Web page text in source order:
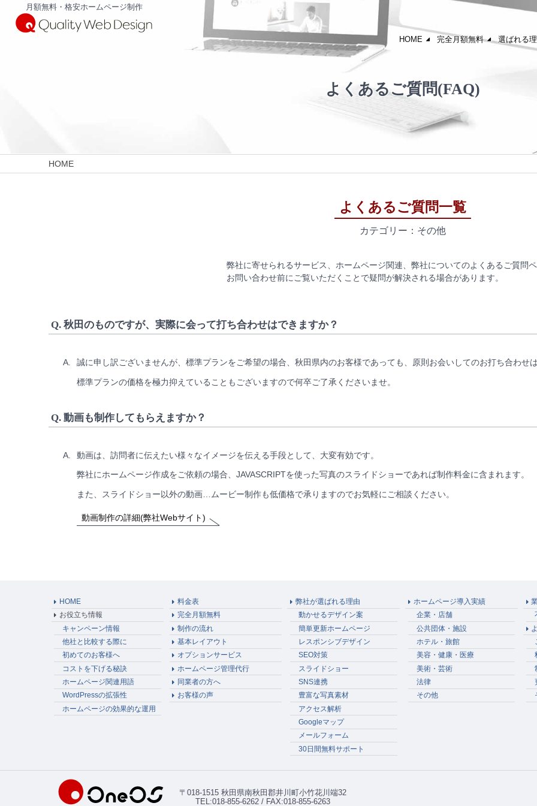
月額無料・格安ホームページ制作
よくあるご質問(FAQ)
HOME 完全月額無料 選ばれる
HOME
よくあるご質問一覧
カテゴリー：その他
弊社に寄せられるサービス、ホームページ関連、弊社についてのよくあるご質問ペ
お問い合わせ前にご覧いただくことで疑問が解決される場合があります。
Q. 秋田のものですが、実際に会って打ち合わせはできますか？
A. 誠に申し訳ございませんが、標準プランをご希望の場合、秋田県内のお客様であっても、原則お会いしてのお打ち合わせ
標準プランの価格を極力抑えていることもございますので何卒ご了承くださいませ。
Q. 動画も制作してもらえますか？
A. 動画は、訪問者に伝えたい様々なイメージを伝える手段として、大変有効です。
弊社にホームページ作成をご依頼の場合、JAVASCRIPTを使った写真のスライドショーであれば制作料金に含まれます。
また、スライドショー以外の動画…ムービー制作も低価格で承りますのでお気軽にご相談ください。
動画制作の詳細(弊社Webサイト)
HOME
お役立ち情報
キャンペーン情報
他社と比較する際に
初めてのお客様へ
コストを下げる秘訣
ホームページ関連用語
WordPressの拡張性
ホームページの効果的な運用
料金表
完全月額無料
制作の流れ
基本レイアウト
オプションサービス
ホームページ管理代行
同業者の方へ
お客様の声
弊社が選ばれる理由
動かせるデザイン案
簡単更新ホームページ
レスポンシブデザイン
SEO対策
スライドショー
SNS連携
豊富な写真素材
アクセス解析
Googleマップ
メールフォーム
30日間無料サポート
ホームページ導入実績
企業・店舗
公共団体・施設
ホテル・旅館
美容・健康・医療
美術・芸術
法律
その他
〒018-1515 秋田県南秋田郡井川町小竹花川端32
TEL:018-855-6262 / FAX:018-855-6263